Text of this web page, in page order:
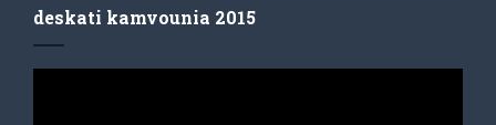
deskati kamvounia 2015